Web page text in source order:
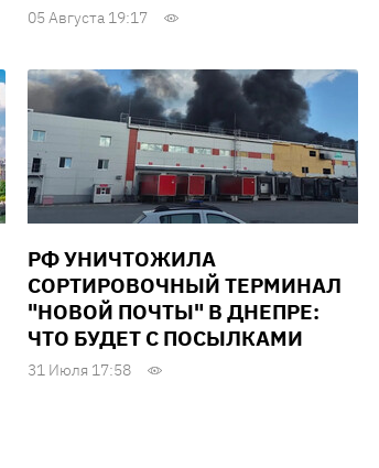
05 Августа 19:17
РФ УНИЧТОЖИЛА
СОРТИРОВОЧНЫЙ ТЕРМИНАЛ
"НОВОЙ ПОЧТЫ" В ДНЕПРЕ:
ЧТО БУДЕТ С ПОСЫЛКАМИ
31 Июля 17:58